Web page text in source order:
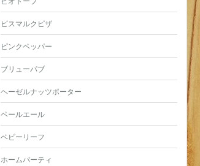
ビスマルクピザ
ピンクペッパー
ブリューパブ
ヘーゼルナッツポーター
ペールエール
ベビーリーフ
ホームパーティ